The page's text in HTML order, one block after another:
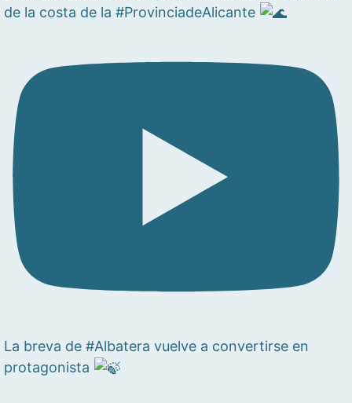
de la costa de la #ProvinciadeAlicante
La breva de #Albatera vuelve a convertirse en
protagonista